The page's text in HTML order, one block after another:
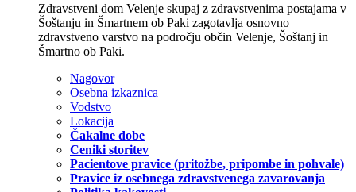
Zdravstveni dom Velenje skupaj z zdravstvenima postajama v
Šoštanju in Šmartnem ob Paki zagotavlja osnovno
zdravstveno varstvo na področju občin Velenje, Šoštanj in
Šmartno ob Paki.
Nagovor
Osebna izkaznica
Vodstvo
Lokacija
Čakalne dobe
Ceniki storitev
Pacientove pravice (pritožbe, pripombe in pohvale)
Pravice iz osebnega zdravstvenega zavarovanja